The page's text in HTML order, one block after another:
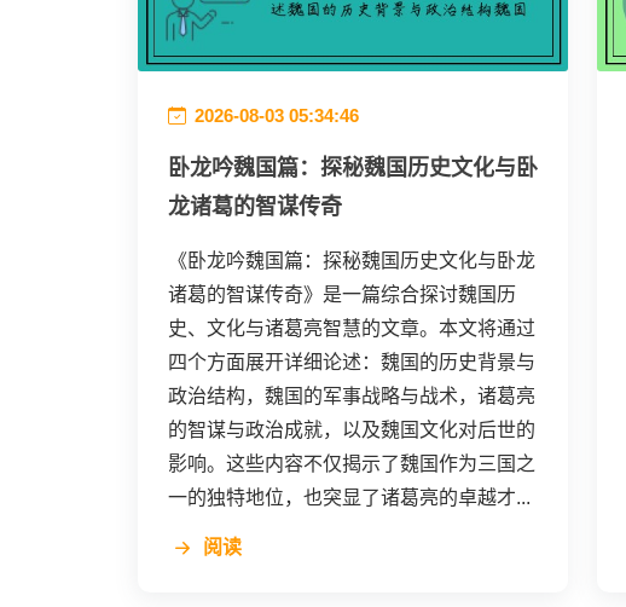
2026-08-03 05:34:46
卧龙吟魏国篇：探秘魏国历史文化与卧
龙诸葛的智谋传奇
《卧龙吟魏国篇：探秘魏国历史文化与卧龙
诸葛的智谋传奇》是一篇综合探讨魏国历
史、文化与诸葛亮智慧的文章。本文将通过
四个方面展开详细论述：魏国的历史背景与
政治结构，魏国的军事战略与战术，诸葛亮
的智谋与政治成就，以及魏国文化对后世的
影响。这些内容不仅揭示了魏国作为三国之
一的独特地位，也突显了诸葛亮的卓越才...
阅读